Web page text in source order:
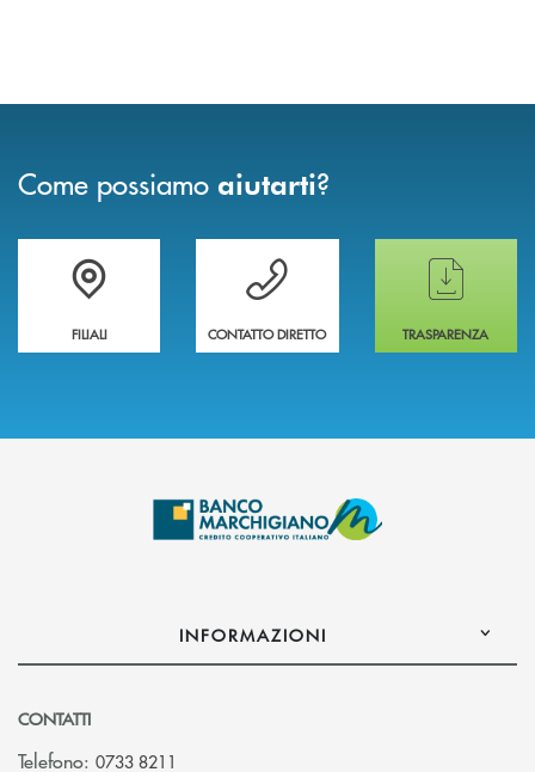
Come possiamo aiutarti?
Trova la filiale più vicina a te
FILIALI
Hai bisogno di assistenza immediata ?
CONTATTO DIRETTO
Hai bisogno di
TRASPARENZA
INFORMAZIONI
CONTATTI
Telefono: 0733 8211